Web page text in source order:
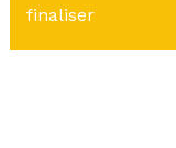
finaliser